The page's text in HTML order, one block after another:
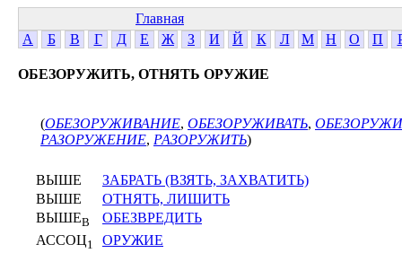
Главная
А
Б В Г Д Е Ж З И Й К Л М Н О П
ОБЕЗОРУЖИТЬ, ОТНЯТЬ ОРУЖИЕ
(ОБЕЗОРУЖИВАНИЕ, ОБЕЗОРУЖИВАТЬ,
РАЗОРУЖЕНИЕ, РАЗОРУЖИТЬ)
ВЫШЕ
ЗАБРАТЬ (ВЗЯТЬ, ЗАХВАТИТЬ)
ВЫШЕ
ОТНЯТЬ, ЛИШИТЬ
ВЫШЕВ
ОБЕЗВРЕДИТЬ
АССОЦ1 ОРУЖИЕ